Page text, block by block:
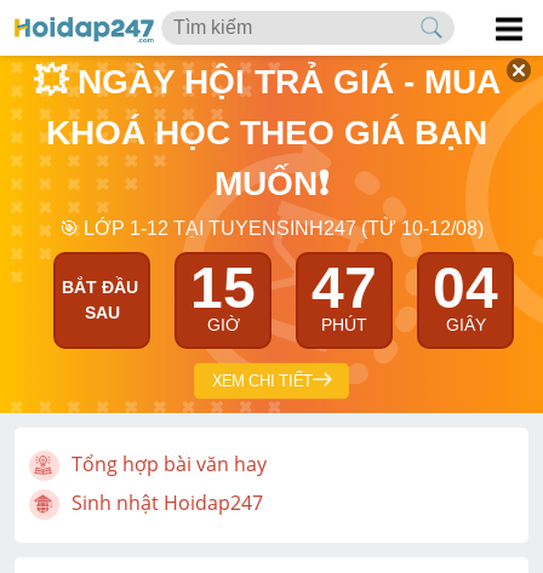
💥 NGÀY HỘI TRẢ GIÁ - MUA
KHOÁ HỌC THEO GIÁ BẠN
MUỐN❗
🎯 LỚP 1-12 TẠI TUYENSINH247 (TỪ 10-12/08)
BẮT ĐẦU
SAU
15
GIỜ
47
PHÚT
03
GIÂY
XEM CHI TIẾT
Tổng hợp bài văn hay
Sinh nhật Hoidap247